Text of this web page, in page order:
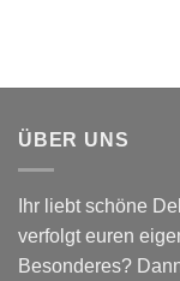
ÜBER UNS
Ihr liebt schöne
verfolgt euren
Besonderes?